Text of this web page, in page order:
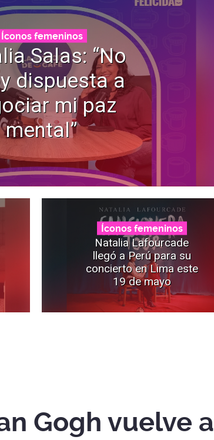
Íconos femeninos
Salas: “No
dispuesta a
mi paz
mental”
Íconos femeninos
Natalia Lafourcade
llegó a Perú para su
concierto en Lima este
19 de mayo
Gogh vuelve a